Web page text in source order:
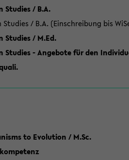
Studies / B.A.
/ B.A. (Einschreibung bis
Studies / M.Ed.
- Angebote für den
to Evolution / M.Sc.